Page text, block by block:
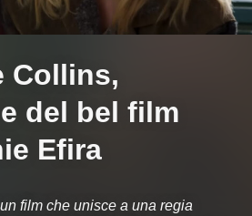
Collins,
del bel film
Efira
film che unisce a una regia